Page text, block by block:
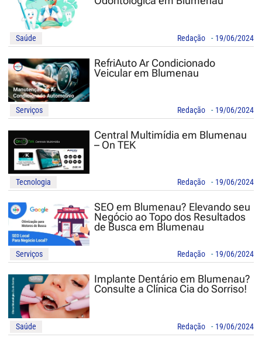
Saúde Redação - 19/06/2024
RefriAuto Ar Condicionado
Veicular em Blumenau
Serviços Redação - 19/06/2024
Central Multimídia em Blumenau
– On TEK
Tecnologia Redação - 19/06/2024
SEO em Blumenau? Elevando seu
Negócio ao Topo dos Resultados
de Busca em Blumenau
Serviços Redação - 19/06/2024
Implante Dentário em Blumenau?
Consulte a Clínica Cia do Sorriso!
Saúde Redação - 19/06/2024